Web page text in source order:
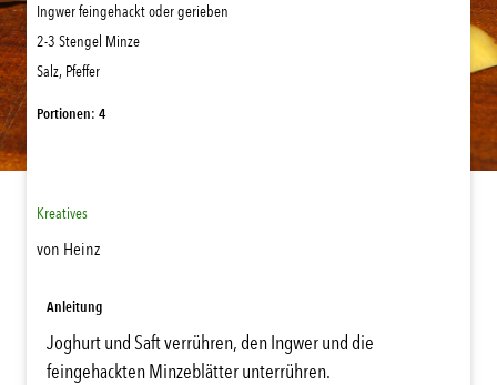
Ingwer feingehackt oder gerieben
2-3 Stengel Minze
Salz, Pfeffer
Portionen: 4
Kreatives
von Heinz
Anleitung
Joghurt und Saft verrühren, den Ingwer und die
feingehackten Minzeblätter unterrühren.